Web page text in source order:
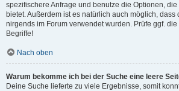
spezifischere Anfrage und benutze die Optionen,
bietet. Außerdem ist es natürlich auch möglich,
nirgends im Forum verwendet wurden. Prüfe ggf.
Begriffe!
Nach oben
Warum bekomme ich bei der Suche eine leere
Deine Suche lieferte zu viele Ergebnisse, somit